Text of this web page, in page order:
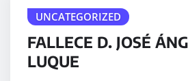
UNCATEGORIZED
FALLECE D. JOSÉ
LUQUE